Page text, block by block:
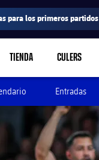
para los primeros partidos
TIENDA CULERS
Entradas